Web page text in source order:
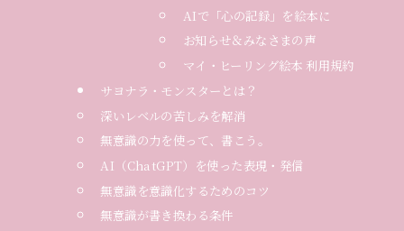
AIで「心の記録」を絵本に
お知らせ＆みなさまの声
マイ・ヒーリング絵本 利用規約
サヨナラ・モンスターとは？
深いレベルの苦しみを解消
無意識の力を使って、書こう。
AI（ChatGPT）を使った表現・発信
無意識を意識化するためのコツ
無意識が書き換わる条件